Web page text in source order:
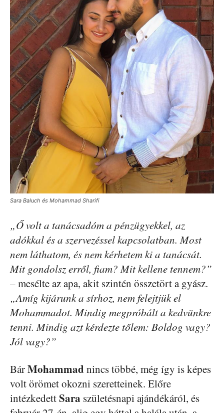
Sara Baluch és Mohammad Sharifi
„Ő volt a tanácsadóm a pénzügyekkel, az
adókkal és a szervezéssel kapcsolatban. Most
nem láthatom, és nem kérhetem ki a tanácsát.
Mit gondolsz erről, fiam? Mit kellene tennem?”
– mesélte az apa, akit szintén összetört a gyász.
„Amíg kijárunk a sírhoz, nem felejtjük el
Mohammadot. Mindig megpróbált a kedvünkre
tenni. Mindig azt kérdezte tőlem: Boldog vagy?
Jól vagy?”
BárMohammad nincs többé, még így is képes
volt örömet okozni szeretteinek. Előre
intézkedettSara születésnapi ajándékáról, és